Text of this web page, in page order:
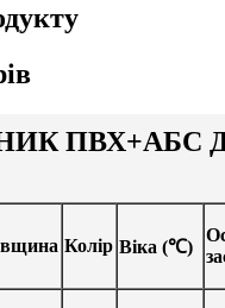
ПВХ+АБС
Колір Віка (℃)